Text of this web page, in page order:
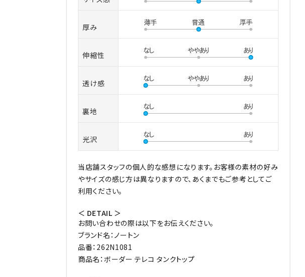
厚み
伸縮性
透け感
裏地
光沢
当店舗スタッフの個人的な感想になります。お客様の素材の好み
やサイズの感じ方は異なりますので、あくまでもご参考としてご
利用ください。
＜ DETAIL ＞
お問い合わせの際は以下をお伝えください。
ブランド名：ノートン
品番：262N1081
商品名：ボーダー テレコ タンクトップ